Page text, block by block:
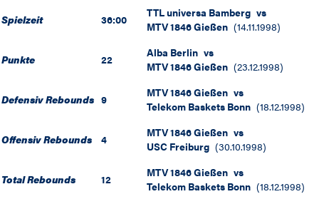
Spielzeit 36:00 TTL universa Bamberg vs
MTV 1846 Gießen (14.11.1998)
Punkte 22 Alba Berlin vs
MTV 1846 Gießen (23.12.1998)
Defensiv Rebounds 9 MTV 1846 Gießen vs
Telekom Baskets Bonn (18.12.1998)
Offensiv Rebounds 4 MTV 1846 Gießen vs
USC Freiburg (30.10.1998)
Total Rebounds 12 MTV 1846 Gießen vs
Telekom Baskets Bonn (18.12.1998)